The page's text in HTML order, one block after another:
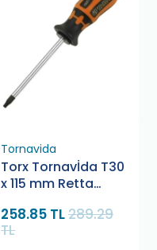
Tornavida
Torx Tornavİda T30
x 115 mm Retta
258.85 TL289.29
TL